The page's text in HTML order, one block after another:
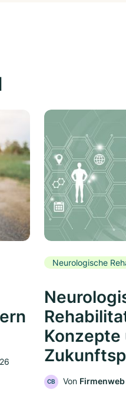
Neurologische
Konzepte
CB Von